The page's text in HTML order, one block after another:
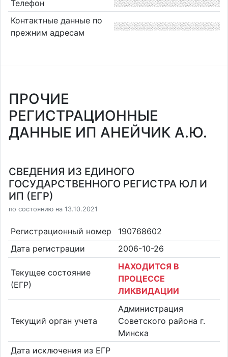
Телефон
Контактные данные по
прежним адресам
ПРОЧИЕ
РЕГИСТРАЦИОННЫЕ
ДАННЫЕ ИП АНЕЙЧИК А.Ю.
СВЕДЕНИЯ ИЗ ЕДИНОГО
ГОСУДАРСТВЕННОГО РЕГИСТРА ЮЛ И
ИП (ЕГР)
по состоянию на 13.10.2021
Регистрационный номер
190768602
Дата регистрации
2006-10-26
Текущее состояние
(ЕГР)
НАХОДИТСЯ В
ПРОЦЕССЕ
ЛИКВИДАЦИИ
Текущий орган учета
Администрация
Советского района г.
Минска
Дата исключения из ЕГР